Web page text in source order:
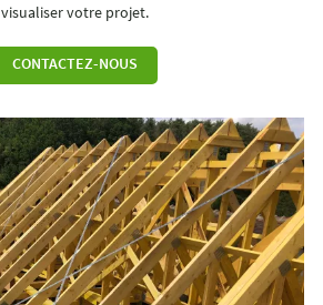
visualiser votre projet.
CONTACTEZ-NOUS